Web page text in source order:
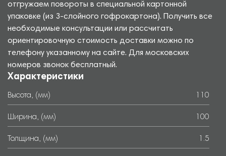
отгружаем повороты в специальной картонной
упаковке (из 3-слойного гофрокартона). Получить все
необходимые консультации или рассчитать
ориентировочную стоимость доставки можно по
телефону указанному на сайте. Для московских
номеров звонок бесплатный.
Характеристики
Высота, (мм) 110
Ширина, (мм) 100
Толщина, (мм) 1.5